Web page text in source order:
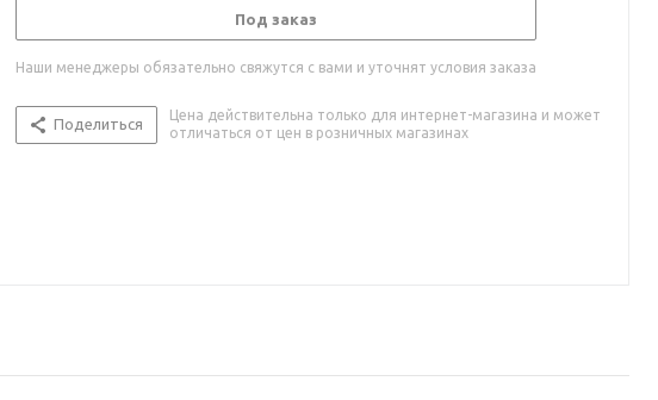
Под заказ
Наши менеджеры обязательно свяжутся с вами и уточнят условия заказа
Поделиться
Цена действительна только для интернет-магазина и может
отличаться от цен в розничных магазинах